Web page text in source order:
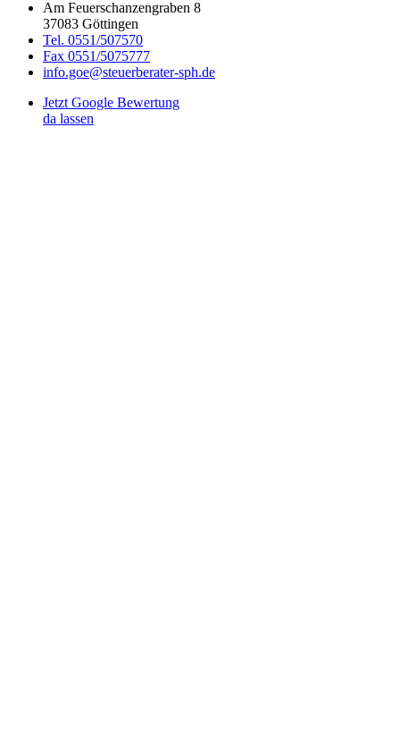
Am Feuerschanzengraben 8
37083 Göttingen
Tel. 0551/507570
Fax 0551/5075777
info.goe@steuerberater-sph.de
Jetzt Google Bewertung
da lassen